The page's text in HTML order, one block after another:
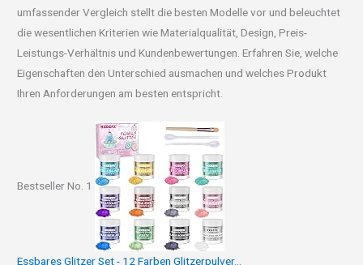
umfassender Vergleich stellt die besten Modelle vor und beleuchtet
die wesentlichen Kriterien wie Materialqualität, Design, Preis-
Leistungs-Verhältnis und Kundenbewertungen. Erfahren Sie, welche
Eigenschaften den Unterschied ausmachen und welches Produkt
Ihren Anforderungen am besten entspricht.
Bestseller No. 1
Essbares Glitzer Set - 12 Farben Glitzerpulver...